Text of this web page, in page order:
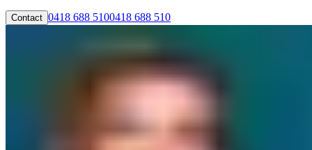
Contact 0418 688 5100418 688 510